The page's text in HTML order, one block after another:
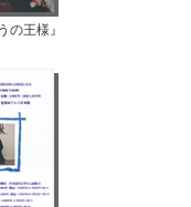
王様』